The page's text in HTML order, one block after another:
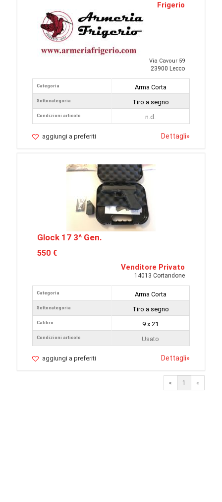
Frigerio
Via Cavour 59
23900 Lecco
Categoria
Sottocategoria
Condizioni articolo
Arma Corta
Tiro a segno
n.d.
aggiungi a preferiti Dettagli»
Glock 17 3^ Gen.
550 €
Venditore Privato
14013 Cortandone
Categoria
Sottocategoria
Calibro
Condizioni articolo
Arma Corta
Tiro a segno
9 x 21
Usato
aggiungi a preferiti Dettagli»
« 1 «